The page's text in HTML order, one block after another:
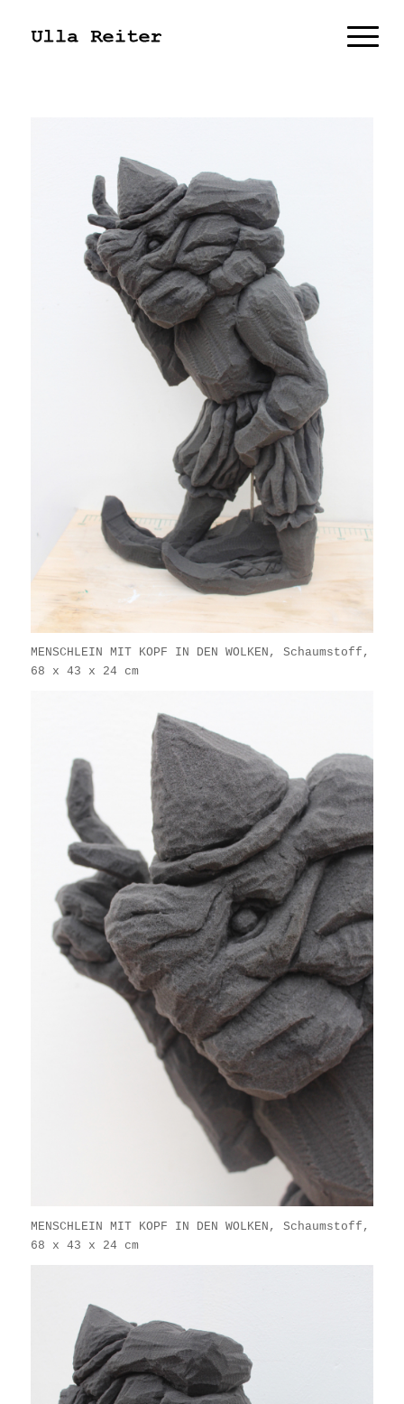
MENSCHLEIN MIT KOPF IN DEN WOLKEN, Schaumstoff,
68 x 43 x 24 cm
MENSCHLEIN MIT KOPF IN DEN WOLKEN, Schaumstoff,
68 x 43 x 24 cm